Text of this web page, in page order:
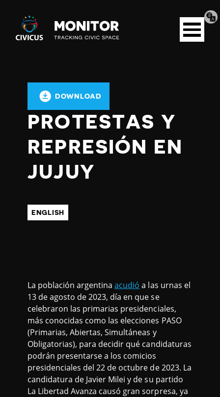
Civicus
Monitor
Open
menu
DOWNLOAD
PROTESTAS Y
REPRESIÓN EN
JUJUY
ENGLISH
La población argentinaacudió a las urnas el
13 de agosto de 2023, día en que se
celebraron las primarias presidenciales,
más conocidas como las elecciones PASO
(Primarias, Abiertas, Simultáneas y
Obligatorias), para decidir qué candidaturas
podrán presentarse a los comicios
presidenciales del 22 de octubre de 2023. La
candidatura de Javier Milei y de su partido
La Libertad Avanza causó gran sorpresa, ya